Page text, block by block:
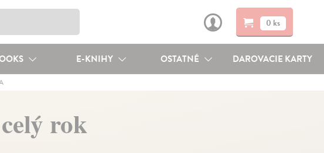
0 ks
E-KNIHY OSTATNÉ DAROVACIE KARTY
rok